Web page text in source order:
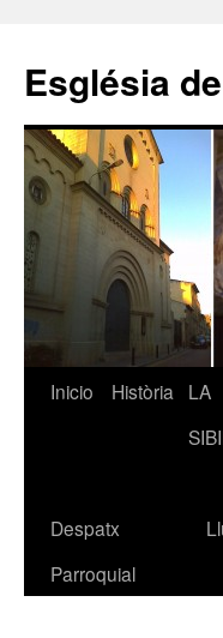
contenido
Església
Inicio Història
LA
Despatx
Parroquial